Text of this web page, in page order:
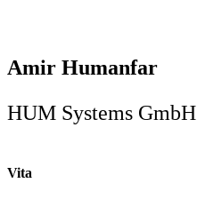
Amir Humanfar
HUM Systems GmbH
Vita